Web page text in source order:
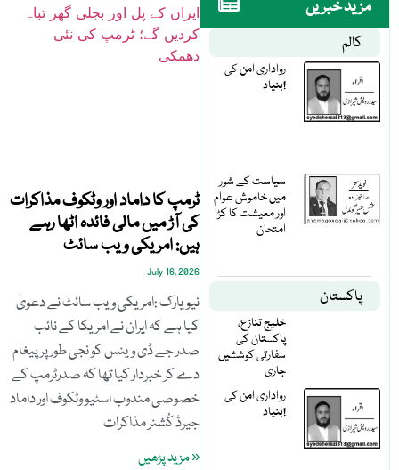
مزید خبریں
کالم
رواداری امن کی
بنیاد!
سیاست کے شور
میں خاموش عوام
اور معیشت کا کڑا
امتحان
پاکستان
خلیج تنازع،
پاکستان کی
سفارتی کوششیں
جاری
رواداری امن کی
بنیاد!
ٹرمپ کا داماد اور وٹکوف مذاکرات
کی آڑ میں مالی فائدہ اٹھا رہے
ہیں: امریکی ویب سائٹ
July 16, 2026
نیویارک :امریکی ویب سائٹ نے دعویٰ
کیا ہے کہ ایران نے امریکا کے نائب
صدر جے ڈی وینس کو نجی طور پر پیغام
دے کر خبردار کیا تھا کہ صدرٹرمپ کے
خصوصی مندوب اسٹیو وٹکوف اور داماد
جیرڈ کُشنر مذاکرات
« مزید پڑھیں